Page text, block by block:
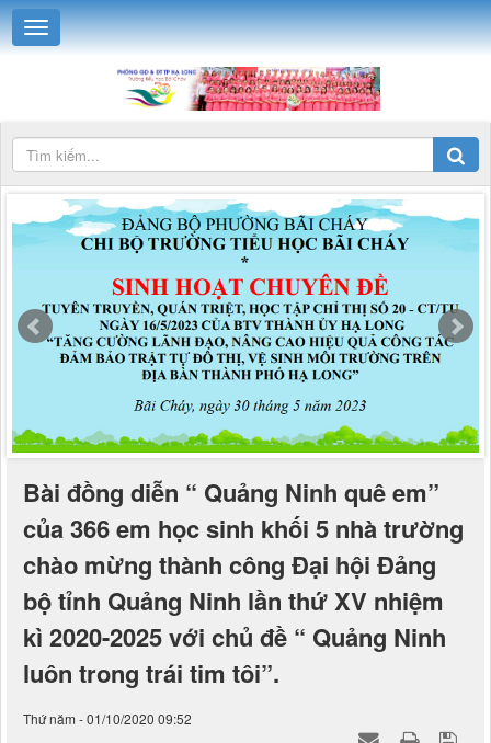
Bài đồng diễn “ Quảng Ninh quê em”
của 366 em học sinh khối 5 nhà trường
chào mừng thành công Đại hội Đảng
bộ tỉnh Quảng Ninh lần thứ XV nhiệm
kì 2020-2025 với chủ đề “ Quảng Ninh
luôn trong trái tim tôi”.
Thứ năm - 01/10/2020 09:52